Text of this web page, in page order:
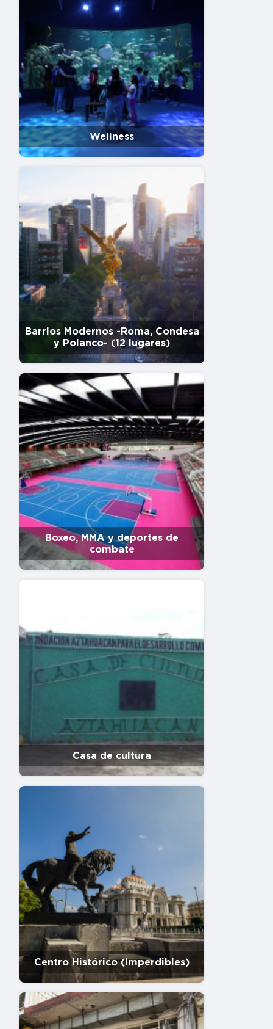
Wellness
Barrios Modernos -Roma, Condesa
y Polanco- (12 lugares)
Boxeo, MMA y deportes de
combate
Casa de cultura
Centro Histórico (Imperdibles)